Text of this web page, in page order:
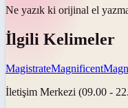
Ne yazık ki orijinal el
İlgili Kelimeler
MagistrateMagnificent
İletişim Merkezi (09.00 -